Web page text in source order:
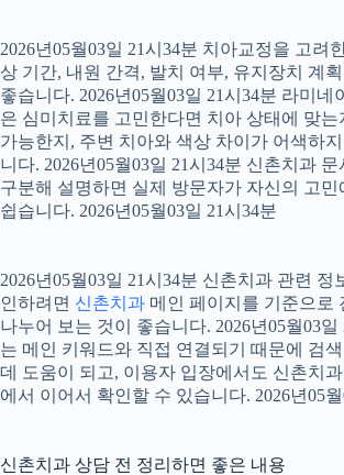
2026년05월03일 21시34분 치아교정을 고려
상 기간, 내원 간격, 발치 여부, 유지장치 계
좋습니다. 2026년05월03일 21시34분 라미네
은 심미치료를 고민한다면 치아 상태에 맞
가능한지, 주변 치아와 색상 차이가 어색하
니다. 2026년05월03일 21시34분 신촌치과
구분해 설명하면 실제 방문자가 자신의 고민
쉽습니다. 2026년05월03일 21시34분
2026년05월03일 21시34분 신촌치과 관련
인하려면 신촌치과 메인 페이지를 기준으로
나누어 보는 것이 좋습니다. 2026년05월03일
는 메인 키워드와 직접 연결되기 때문에 검
데 도움이 되고, 이용자 입장에서도 신촌치
에서 이어서 확인할 수 있습니다. 2026년05
신촌치과 상담 전 정리하면 좋은 내용